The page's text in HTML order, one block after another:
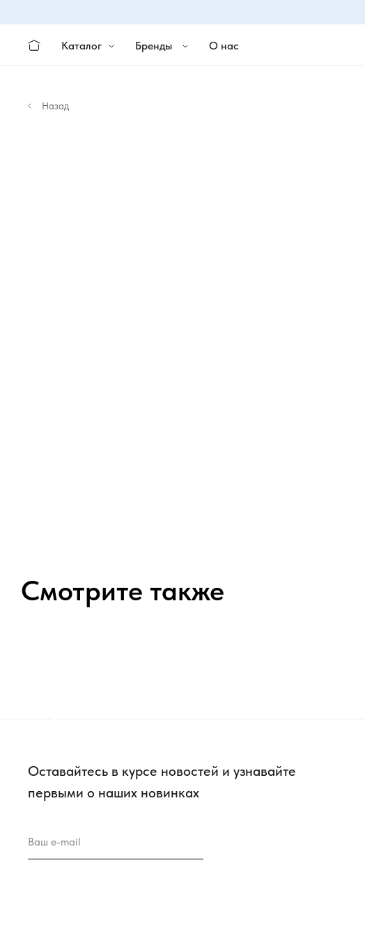
Каталог Бренды О нас
Назад
Смотрите также
Оставайтесь в курсе новостей и узнавайте
первыми о наших новинках